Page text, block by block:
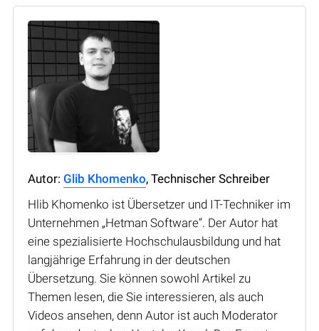
Autor: Glib Khomenko, Technischer Schreiber
Hlib Khomenko ist Übersetzer und IT-Techniker im
Unternehmen „Hetman Software“. Der Autor hat
eine spezialisierte Hochschulausbildung und hat
langjährige Erfahrung in der deutschen
Übersetzung. Sie können sowohl Artikel zu
Themen lesen, die Sie interessieren, als auch
Videos ansehen, denn Autor ist auch Moderator